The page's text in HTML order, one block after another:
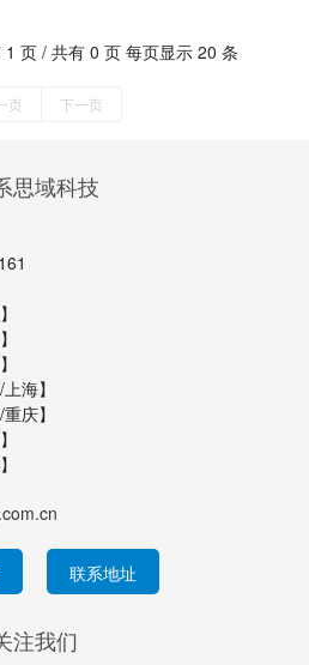
页 / 共有 0 页 每页显示 20 条
页 下一页
思域科技
海】
庆】
联系地址
注我们